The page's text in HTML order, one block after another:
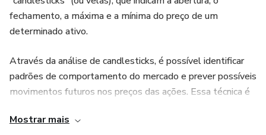
fechamento, a máxima e a mínima do preço de um
determinado ativo.
Através da análise de candlesticks, é possível identificar
padrões de comportamento do mercado e prever possíveis
movimentos futuros nos preços das ações. Essa técnica é
tomada de decisão em relação a compra ou venda de
Mostrar mais